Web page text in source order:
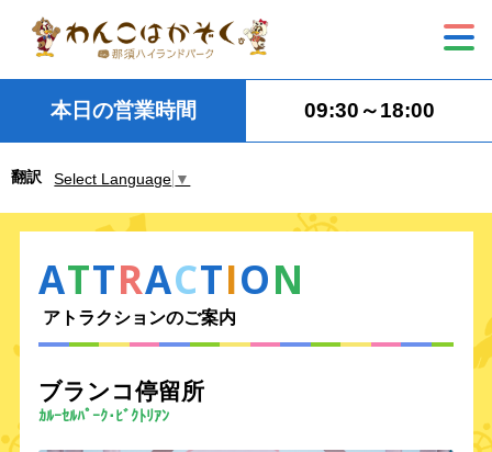
本日の営業時間 09:30～18:00
翻訳 Select Language ▼
ATTRACTION
アトラクションのご案内
ブランコ停留所
ｶﾙｰｾﾙﾊﾟｰｸ･ﾋﾞｸﾄﾘｱﾝ